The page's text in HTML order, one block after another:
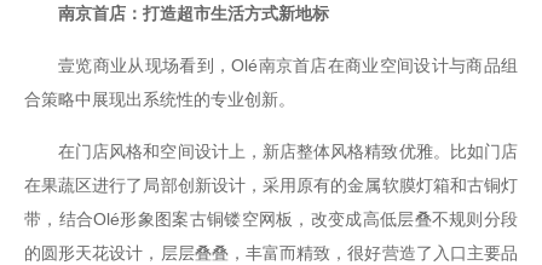
南京首店：打造超市生活方式新地标
壹览商业从现场看到，Olé南京首店在商业空间设计与商品组
合策略中展现出系统性的专业创新。
在门店风格和空间设计上，新店整体风格精致优雅。比如门店
在果蔬区进行了局部创新设计，采用原有的金属软膜灯箱和古铜灯
带，结合Olé形象图案古铜镂空网板，改变成高低层叠不规则分段
的圆形天花设计，层层叠叠，丰富而精致，很好营造了入口主要品